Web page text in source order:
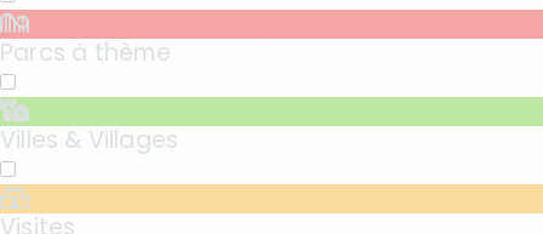
Parcs à thème
Villes & Villages
Visites